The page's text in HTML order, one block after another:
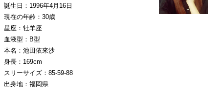
誕生日：1996年4月16日
現在の年齢：30歳
星座：牡羊座
血液型：B型
本名：池田依來沙
身長：169cm
スリーサイズ：85-59-88
出身地：福岡県